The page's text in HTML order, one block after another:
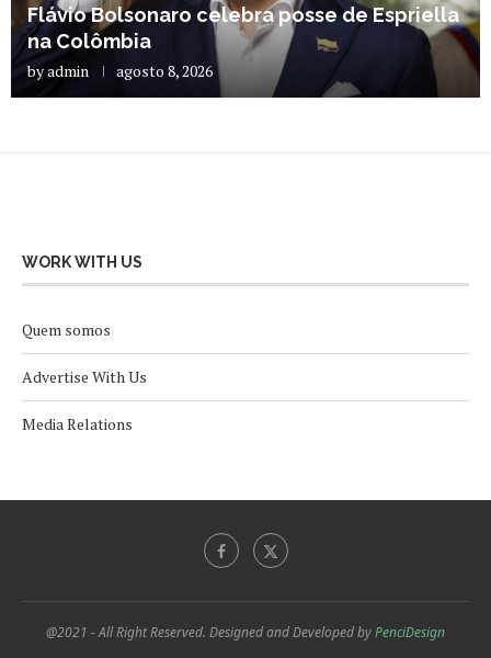
Flávio Bolsonaro celebra posse de Espriella
na Colômbia
byadmin agosto 8, 2026
WORK WITH US
Quem somos
Advertise With Us
Media Relations
@2021 - All Right Reserved. Designed and Developed byPenciDesign